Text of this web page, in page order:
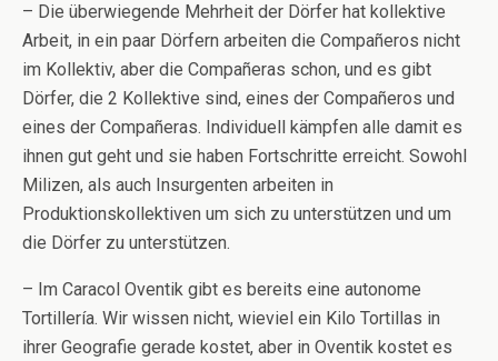
– Die überwiegende Mehrheit der Dörfer hat kollektive
Arbeit, in ein paar Dörfern arbeiten die Compañeros nicht
im Kollektiv, aber die Compañeras schon, und es gibt
Dörfer, die 2 Kollektive sind, eines der Compañeros und
eines der Compañeras. Individuell kämpfen alle damit es
ihnen gut geht und sie haben Fortschritte erreicht. Sowohl
Milizen, als auch Insurgenten arbeiten in
Produktionskollektiven um sich zu unterstützen und um
die Dörfer zu unterstützen.
– Im Caracol Oventik gibt es bereits eine autonome
Tortillería. Wir wissen nicht, wieviel ein Kilo Tortillas in
ihrer Geografie gerade kostet, aber in Oventik kostet es